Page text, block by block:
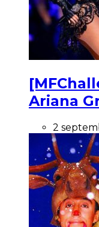
Ariana
2